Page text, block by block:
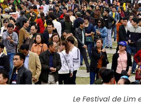
Le Festival de